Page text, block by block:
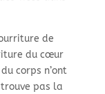
de
du cœur
corps n’ont
pas la